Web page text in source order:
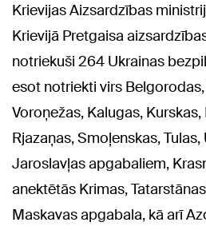
Krievijas Aizsardzības
Krievijā Pretgaisa
notriekuši 264 Ukrainas
esot notriekti virs
Voroņežas, Kalugas,
Rjazaņas, Smoļenskas,
Jaroslavļas apgabaliem,
anektētās Krimas,
Maskavas apgabala, kā arī